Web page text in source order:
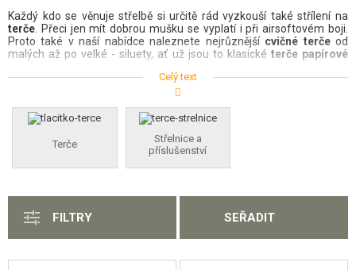
GRANÁTOMETY, GRANÁTY
KULIČKY, PLYN
BRÝLE, MASKY
MASKOVÁNÍ, BARVY, PÁSKY
terče . Přeci jen mít dobrou mušku se vyplatí i při airsoftovém boji.
Proto také v naší nabídce naleznete nejrůznější cvičné terče od
malých až po velké - siluety, ať už jsou to klasické terče papírové
plechové držáky na terče, které zároveň slouží jako lapače
K lepšímu zaměření na větší délku, vám mohou
posloužit přídavná mířidla na zbraň, a u větších a těžších zbraní Vám
stabilitu zbraně zajistí
dvojnožky.
Taktické terče do airsoftového pole
Na své si na našem eshopu přijdou i majitelé airsoftových bojišť,
siluety a rozestavit je při hře. No a pokud ještě doma nevlastníte
z naší nabídky.
Celý text
Terče
Střelnice a
příslušenství
FILTRY SEŘADIT